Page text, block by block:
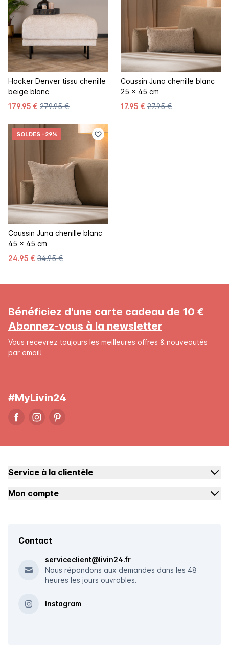
Hocker Denver tissu chenille
beige blanc
179.95 € 279.95 €
Coussin Juna chenille blanc
25 x 45 cm
17.95 € 27.95 €
SOLDES -29%
Coussin Juna chenille blanc
45 x 45 cm
24.95 € 34.95 €
Bénéficiez d'une carte cadeau de 10 €
Abonnez-vous à la newsletter
Vous recevrez toujours les meilleures offres & nouveautés
par email!
#MyLivin24
Service à la clientèle
Mon compte
Contact
serviceclient@livin24.fr
Nous répondons aux demandes dans les 48
heures les jours ouvrables.
Instagram